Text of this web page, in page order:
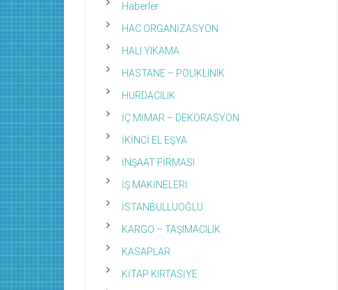
Haberler
HAC ORGANİZASYON
HALI YIKAMA
HASTANE – POLIKLINIK
HURDACILIK
İÇ MİMAR – DEKORASYON
İKİNCİ EL EŞYA
İNŞAAT FİRMASI
İŞ MAKİNELERİ
İSTANBULLUOĞLU
KARGO – TAŞIMACILIK
KASAPLAR
KİTAP KIRTASİYE